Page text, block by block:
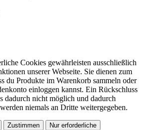
Cookies gewährleisten ausschließlich
unserer Webseite. Sie dienen zum
du Produkte im Warenkorb sammeln oder
einloggen kannst. Ein Rückschluss
dadurch nicht möglich und dadurch
niemals an Dritte weitergegeben.
Zustimmen Nur erforderliche